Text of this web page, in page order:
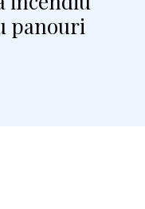
panouri